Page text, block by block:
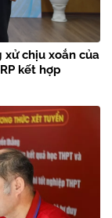
xử chịu xoắn của
kết hợp